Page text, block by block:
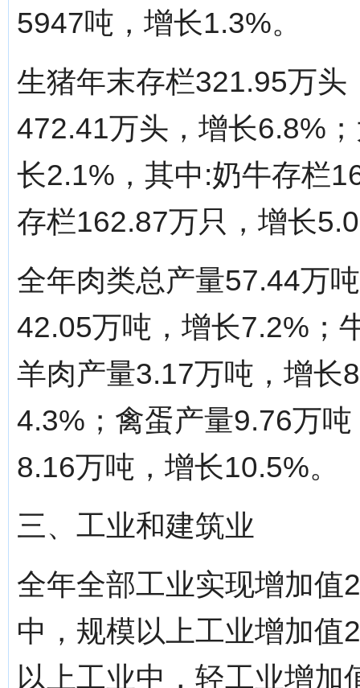
5947吨，增长1.3%。
生猪年末存栏321.95万
472.41万头，增长6.8%
长2.1%，其中:奶牛存栏
存栏162.87万只，增长
全年肉类总产量57.44万
42.05万吨，增长7.2%；
羊肉产量3.17万吨，增长
4.3%；禽蛋产量9.76万
8.16万吨，增长10.5%。
三、工业和建筑业
全年全部工业实现增加值
中，规模以上工业增加值
以上工业中，轻工业增加